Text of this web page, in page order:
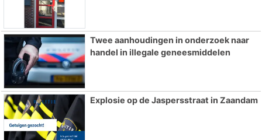
Twee aanhoudingen in onderzoek naar
handel in illegale geneesmiddelen
Explosie op de Jaspersstraat in Zaandam